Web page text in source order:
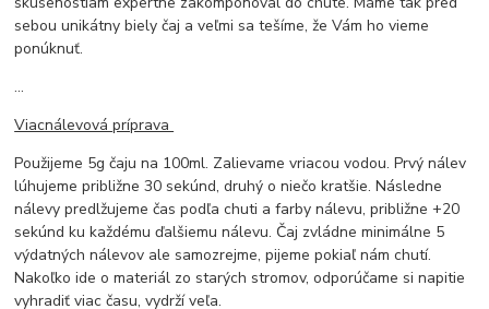
sebou unikátny biely čaj a veľmi sa tešíme, že Vám ho vieme
ponúknuť.
...
Viacnálevová príprava
Použijeme 5g čaju na 100ml. Zalievame vriacou vodou. Prvý nálev
lúhujeme približne 30 sekúnd, druhý o niečo kratšie. Následne
nálevy predlžujeme čas podľa chuti a farby nálevu, približne +20
sekúnd ku každému ďalšiemu nálevu. Čaj zvládne minimálne 5
výdatných nálevov ale samozrejme, pijeme pokiaľ nám chutí.
Nakoľko ide o materiál zo starých stromov, odporúčame si napitie
vyhradiť viac času, vydrží veľa.